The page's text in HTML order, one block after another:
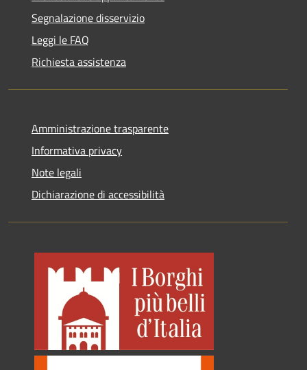
Segnalazione disservizio
Leggi le FAQ
Richiesta assistenza
Amministrazione trasparente
Informativa privacy
Note legali
Dichiarazione di accessibilità